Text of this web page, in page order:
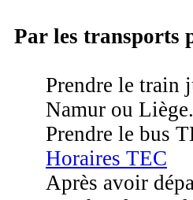
Par les transports
Prendre le train
Namur ou Liège.
Prendre le bus
Horaires TEC
Après avoir